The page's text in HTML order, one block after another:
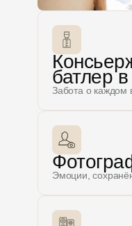
батлер
Забота о каждом
Эмоции,